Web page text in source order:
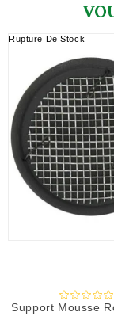
Rupture De Stock
Support Mousse